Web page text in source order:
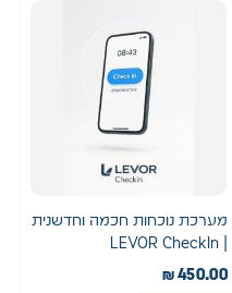
מערכת נוכחות חכמה וחדשנית
₪450.00